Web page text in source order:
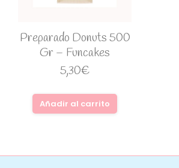
Preparado Donuts 500
Gr – Funcakes
5,30€
Añadir al carrito